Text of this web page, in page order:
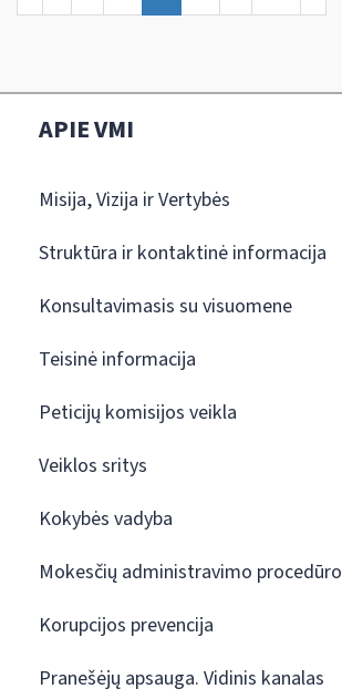
APIE VMI
Misija, Vizija ir Vertybės
Struktūra ir kontaktinė informacija
Konsultavimasis su visuomene
Teisinė informacija
Peticijų komisijos veikla
Veiklos sritys
Kokybės vadyba
Mokesčių administravimo
Korupcijos prevencija
Pranešėjų apsauga. Vidinis kanalas